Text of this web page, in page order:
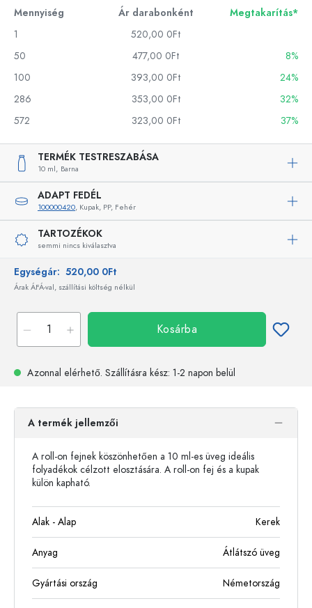
Mennyiség Ár darabonként
Megtakarítás*
1
520,00 0Ft
50
477,00 0Ft
8%
100
393,00 0Ft
24%
286
353,00 0Ft
32%
572
323,00 0Ft 37%
TERMÉK TESTRESZABÁSA
10 ml, Barna
ADAPT FEDÉL
100000420, Kupak, PP, Fehér
TARTOZÉKOK
semmi nincs kiválasztva
Egységár: 520,00 0Ft
Árak ÁFÁ-val, szállítási költség nélkül
Kosárba
Azonnal elérhető. Szállításra kész: 1-2 napon belül
A termék jellemzői
A roll-on fejnek köszönhetően a 10 ml-es üveg ideális
folyadékok célzott elosztására. A roll-on fej és a kupak
külön kapható.
Alak - Alap Kerek
Anyag Átlátszó üveg
Gyártási ország Németország